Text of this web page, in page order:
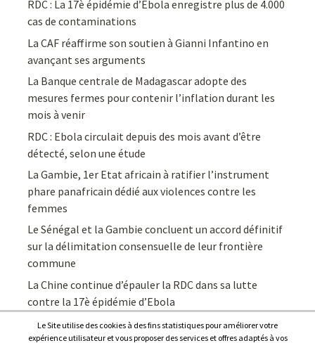
RDC : La 17è épidémie d’Ebola enregistre plus de 4.000
cas de contaminations
La CAF réaffirme son soutien à Gianni Infantino en
avançant ses arguments
La Banque centrale de Madagascar adopte des
mesures fermes pour contenir l’inflation durant les
mois à venir
RDC : Ebola circulait depuis des mois avant d’être
détecté, selon une étude
La Gambie, 1er Etat africain à ratifier l’instrument
phare panafricain dédié aux violences contre les
femmes
Le Sénégal et la Gambie concluent un accord définitif
sur la délimitation consensuelle de leur frontière
commune
La Chine continue d’épauler la RDC dans sa lutte
contre la 17è épidémie d’Ebola
Le Site utilise des cookies à des fins statistiques pour améliorer votre
expérience utilisateur et vous proposer des services et offres adaptés à vos